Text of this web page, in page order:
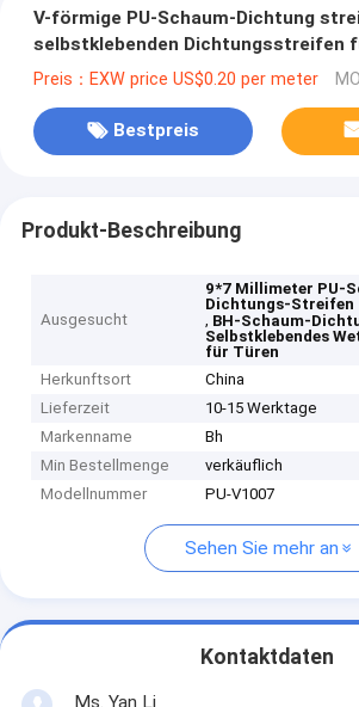
V-förmige PU-Schaum-Dichtung
selbstklebenden Dichtungsstreifen
Preis：EXW price US$0.20 per meter
Bestpreis
Produkt-Beschreibung
Ausgesucht
9*7 Millimeter PU-
Dichtungs-Streifen
, BH-Schaum-
Selbstklebendes
für Türen
Herkunftsort
China
Lieferzeit
10-15 Werktage
Markenname
Bh
Min Bestellmenge
verkäuflich
Modellnummer
PU-V1007
Sehen Sie mehr an
Kontaktdaten
Ms. Yan Li